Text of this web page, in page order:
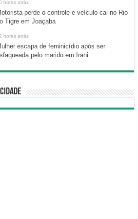
horas atrás
perde o controle e veículo cai no Rio
Tigre em Joaçaba
horas atrás
escapa de feminicídio após ser
pelo marido em Irani